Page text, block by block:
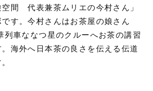
間 代表兼茶ムリエの今村さん」
す。今村さんはお茶屋の娘さん
列車ななつ星のクルーへお茶の講習
海外へ日本茶の良さを伝える伝道